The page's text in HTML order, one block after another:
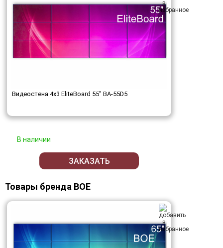
Видеостена 4x3 EliteBoard 55" BA-55D5
В наличии
ЗАКАЗАТЬ
Товары бренда BOE